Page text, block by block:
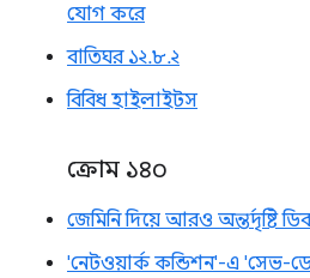
যোগ করে
বাতিঘর ১২.৮.২
বিবিধ হাইলাইটস
ক্রোম ১৪০
জেমিনি দিয়ে আরও অন্তর্দৃষ্টি
'নেটওয়ার্ক কন্ডিশন'-এ 'সেভ-